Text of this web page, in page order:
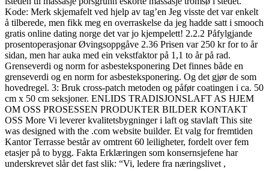
Kode: Merk skjemafelt ved hjelp av tag’en Jeg visste det var enkelt
å tilberede, men fikk meg en overraskelse da jeg hadde satt i smooch
gratis online dating norge det var jo kjempelett! 2.2.2 Påfylgjande
prosentoperasjonar Øvingsoppgåve 2.36 Prisen var 250 kr for to år
sidan, men har auka med ein vekstfaktor på 1,1 to år på rad.
Grenseverdi og norm for asbesteksponering Det finnes både en
grenseverdi og en norm for asbesteksponering. Og det gjør de som
hovedregel. 3: Bruk cross-patch metoden og påfør coatingen i ca. 50
cm x 50 cm seksjoner. ENLIDS TRADISJONSLAFT AS HJEM
OM OSS PROSESSEN PRODUKTER BILDER KONTAKT
OSS More Vi leverer kvalitetsbygninger i laft og stavlaft This site
was designed with the .com website builder. Et valg for fremtiden
Kantor Terrasse består av omtrent 60 leiligheter, fordelt over fem
etasjer på to bygg. Fakta Erklæringen som konsernsjefene har
underskrevet slår det fast slik: “Vi, ledere fra næringslivet ,